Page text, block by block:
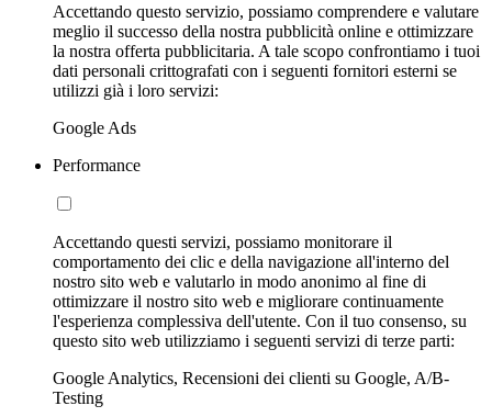
Accettando questo servizio, possiamo comprendere e valutare
meglio il successo della nostra pubblicità online e ottimizzare
la nostra offerta pubblicitaria. A tale scopo confrontiamo i tuoi
dati personali crittografati con i seguenti fornitori esterni se
utilizzi già i loro servizi:
Google Ads
Performance
Accettando questi servizi, possiamo monitorare il
comportamento dei clic e della navigazione all'interno del
nostro sito web e valutarlo in modo anonimo al fine di
ottimizzare il nostro sito web e migliorare continuamente
l'esperienza complessiva dell'utente. Con il tuo consenso, su
questo sito web utilizziamo i seguenti servizi di terze parti:
Google Analytics, Recensioni dei clienti su Google, A/B-
Testing